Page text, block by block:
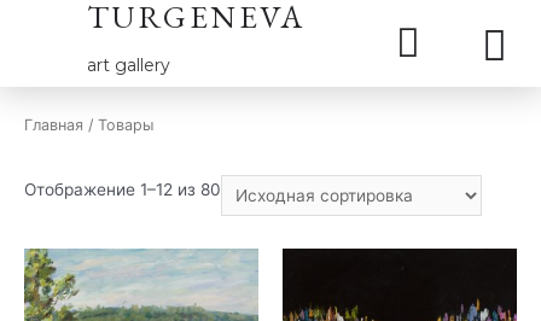
TURGENEVA
art gallery
Главная / Товары
Отображение 1–12 из 80